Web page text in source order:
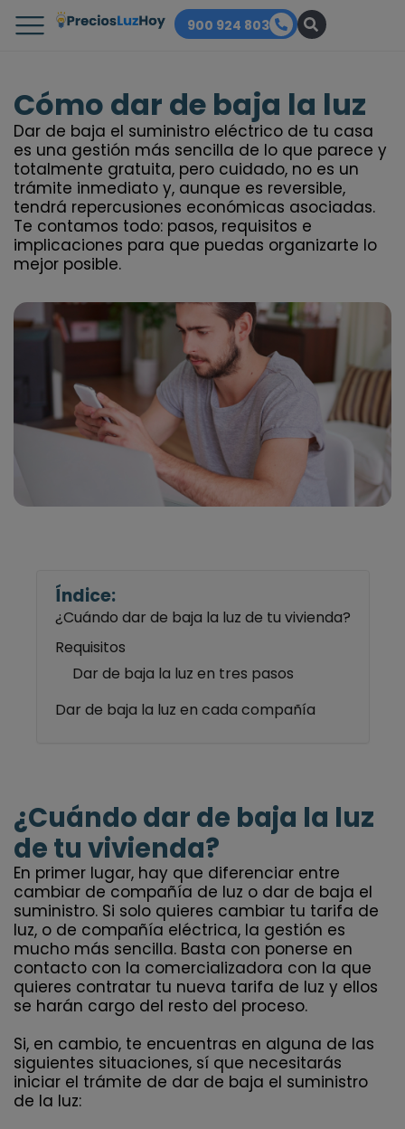
900 924 803
Cómo dar de baja la luz
Dar de baja el suministro eléctrico de tu casa
es una gestión más sencilla de lo que parece y
totalmente gratuita, pero cuidado, no es un
trámite inmediato y, aunque es reversible,
tendrá repercusiones económicas asociadas.
Te contamos todo: pasos, requisitos e
implicaciones para que puedas organizarte lo
mejor posible.
Índice:
¿Cuándo dar de baja la luz de tu vivienda?
Requisitos
Dar de baja la luz en tres pasos
Dar de baja la luz en cada compañía
¿Cuándo dar de baja la luz
de tu vivienda?
En primer lugar, hay que diferenciar entre
cambiar de compañía de luz o dar de baja el
suministro. Si solo quieres cambiar tu tarifa de
luz, o de compañía eléctrica, la gestión es
mucho más sencilla. Basta con ponerse en
contacto con la comercializadora con la que
quieres contratar tu nueva tarifa de luz y ellos
se harán cargo del resto del proceso.
Si, en cambio, te encuentras en alguna de las
siguientes situaciones, sí que necesitarás
iniciar el trámite de dar de baja el suministro
de la luz: